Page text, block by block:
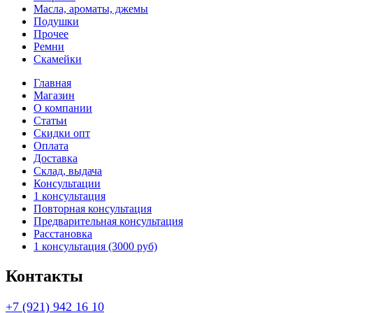
Масла, ароматы, джемы
Подушки
Прочее
Ремни
Скамейки
Главная
Магазин
О компании
Статьи
Скидки опт
Оплата
Доставка
Склад, выдача
Консультации
1 консультация
Повторная консультация
Предварительная консультация
Расстановка
1 консультация (3000 руб)
Контакты
+7 (921) 942 16 10